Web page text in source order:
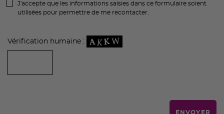
J'accepte que les informations saisies dans ce formulaire soient
utilisées pour permettre de me recontacter.
Vérification humaine :
ENVOYER